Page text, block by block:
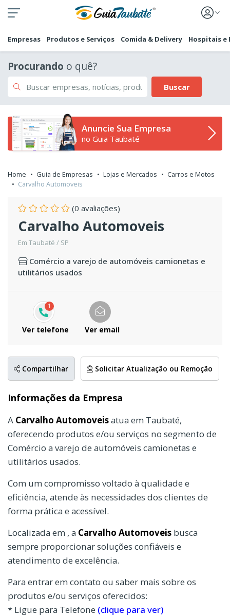
Empresas Produtos e Serviços Comida & Delivery Hospitais e
Procurando o quê?
Buscar
Anuncie Sua Empresa
no Guia Taubaté
Home Guia de Empresas Lojas e Mercados
Carros e Motos
Carvalho Automoveis
(0 avaliações)
Carvalho Automoveis
Em Taubaté / SP
Comércio a varejo de automóveis camionetas e
utilitários usados
1
Ver telefone Ver email
Compartilhar Solicitar Atualização ou Remoção
Informações da Empresa
A Carvalho Automoveisatua em Taubaté,
oferecendo produtos e/ou serviços no segmento de
Comércio a varejo de automóveis camionetas e
utilitários usados.
Com um compromisso voltado à qualidade e
eficiência, atende às necessidades dos clientes de
forma prática e acessível.
Localizada em , a Carvalho Automoveis busca
sempre proporcionar soluções confiáveis e
atendimento de excelência.
Para entrar em contato ou saber mais sobre os
produtos e/ou serviços oferecidos:
* Ligue para Telefone (clique para ver)